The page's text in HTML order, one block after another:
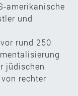
amerikanische
und
rund 250
jüdischen
rechter